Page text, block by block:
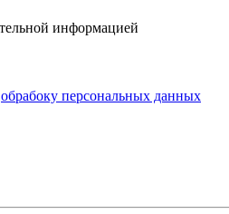
информацией
обрабоку персональных данных